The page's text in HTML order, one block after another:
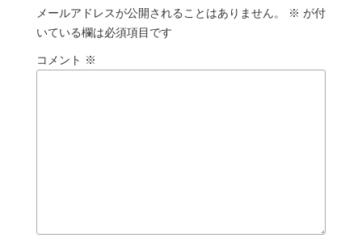
メールアドレスが公開されることはありません。 ※ が付
いている欄は必須項目です
コメント ※